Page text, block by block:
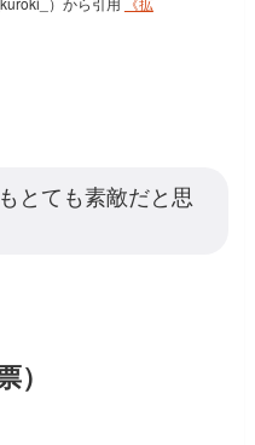
とても素敵だと思
）